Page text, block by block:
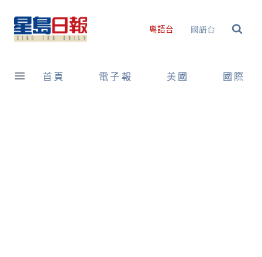
content
粵語台 國語台
首頁 電子報 美國 國際